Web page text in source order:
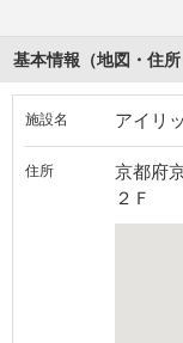
基本情報（地図・住所
施設名 アイリ
住所
京都府
２Ｆ